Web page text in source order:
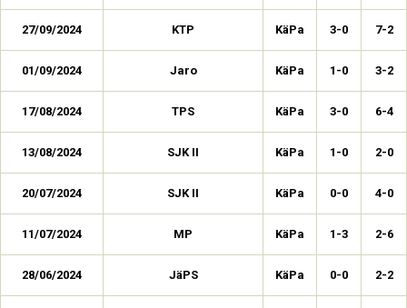
27/09/2024 KTP KäPa 3-0 7-2
01/09/2024 Jaro KäPa 1-0 3-2
17/08/2024 TPS KäPa 3-0 6-4
13/08/2024 SJK II KäPa 1-0 2-0
20/07/2024 SJK II KäPa 0-0 4-0
11/07/2024 MP KäPa 1-3 2-6
28/06/2024 JäPS KäPa 0-0 2-2